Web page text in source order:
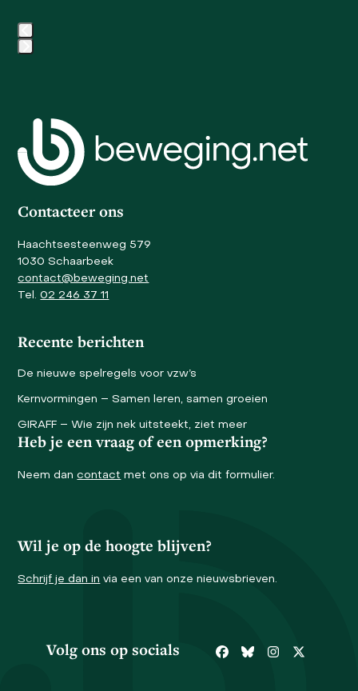
access
the
the
first
slide
Contacteer ons
Haachtsesteenweg 579
1030 Schaarbeek
contact@beweging.net
Tel.02 246 37 11
Recente berichten
De nieuwe spelregels voor vzw’s
Kernvormingen – Samen leren, samen groeien
GIRAFF – Wie zijn nek uitsteekt, ziet meer
Heb je een vraag of een opmerking?
Neem dancontact met ons op via dit formulier.
Wil je op de hoogte blijven?
Schrijf je dan in via een van onze nieuwsbrieven.
Volg ons op socials Facebook
BlueskyInstagram
Twitter